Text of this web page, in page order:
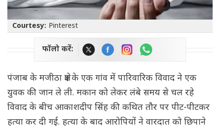
Courtesy: Pinterest
फॉलो करें:
पंजाब के मजीठा क्षेत्र के एक गांव में पारिवारिक विवाद ने एक
युवक की जान ले ली. मकान को लेकर लंबे समय से चल रहे
विवाद के बीच आकाशदीप सिंह की कथित तौर पर पीट-पीटकर
हत्या कर दी गई. हत्या के बाद आरोपियों ने वारदात को छिपाने